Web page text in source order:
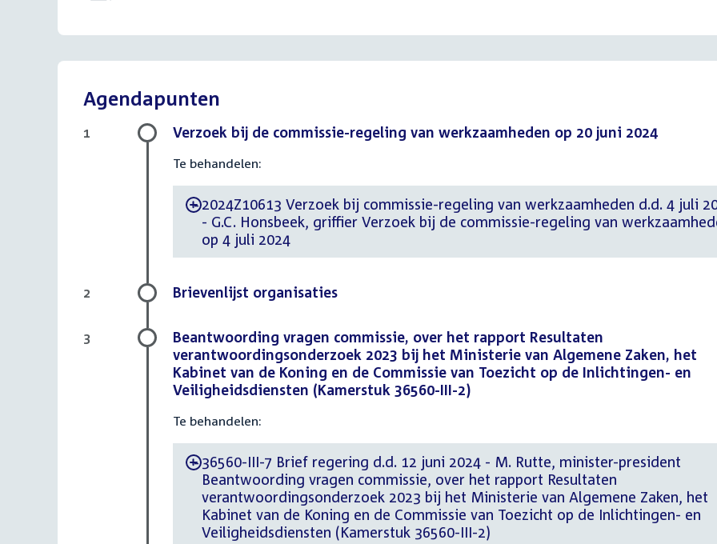
Agendapunten
Verzoek bij de commissie-regeling van werkzaamheden op 20 juni 2024
Te behandelen:
-2024Z10613 Verzoek bij commissie-regeling van werkzaamheden d.d. 4 juli
- G.C. Honsbeek, griffier Verzoek bij de commissie-regeling van
op 4 juli 2024
1
Brievenlijst organisaties
2
Beantwoording vragen commissie, over het rapport Resultaten
verantwoordingsonderzoek 2023 bij het Ministerie van Algemene Zaken, het
Kabinet van de Koning en de Commissie van Toezicht op de Inlichtingen- en
Veiligheidsdiensten (Kamerstuk 36560-III-2)
Te behandelen:
-36560-III-7 Brief regering d.d. 12 juni 2024 - M. Rutte, minister-president
Beantwoording vragen commissie, over het rapport Resultaten
verantwoordingsonderzoek 2023 bij het Ministerie van Algemene Zaken, het
Kabinet van de Koning en de Commissie van Toezicht op de Inlichtingen- en
Veiligheidsdiensten (Kamerstuk 36560-III-2)
3